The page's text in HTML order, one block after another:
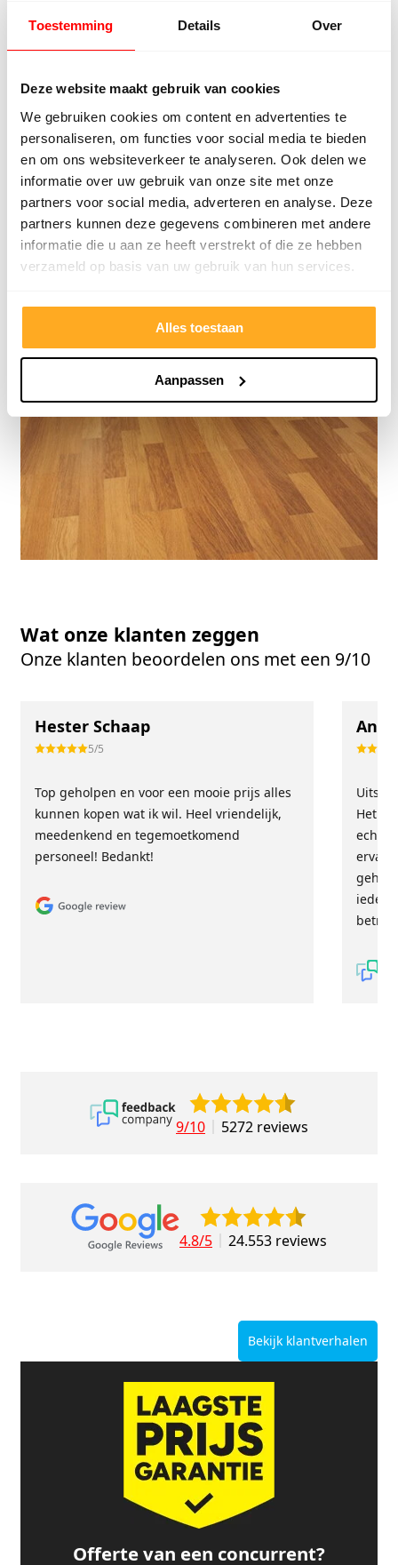
Toestemming Details Over
Deze website maakt gebruik van cookies
We gebruiken cookies om content en advertenties te
personaliseren, om functies voor social media te bieden
en om ons websiteverkeer te analyseren. Ook delen we
informatie over uw gebruik van onze site met onze
partners voor social media, adverteren en analyse. Deze
partners kunnen deze gegevens combineren met andere
informatie die u aan ze heeft verstrekt of die ze hebben
verzameld op basis van uw gebruik van hun services.
Alles toestaan
Aanpassen
een houten vloer en een laminaatvloer. Vaak speelt
het budget de belangrijkste rol in de keuze van het
houten vloer koopt, neem een vloer die bij je smaak,
interieur en leefstijl past. Dat zorgt ervoor dat je met
plezier op je vloer leeft, of de vloer nu veel of weinig
onderhoud nodig heeft.
Wat onze klanten zeggen
Onze klanten beoordelen ons met een 9/10
Hester Schaap
5/5
Top geholpen en voor een mooie prijs alles
kunnen kopen wat ik wil. Heel vriendelijk,
meedenkend en tegemoetkomend
personeel! Bedankt!
Het
echt
9/10 5272 reviews
4.8/5 24.553 reviews
Bekijk klantverhalen
Offerte van een concurrent?